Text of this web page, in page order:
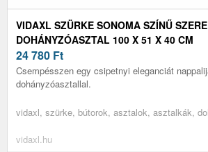
VIDAXL SZÜRKE SONOMA SZÍNŰ
DOHÁNYZÓASZTAL 100 X 51 X 40 CM
24 780 Ft
Csempésszen egy csipetnyi eleganciát
dohányzóasztallal.
vidaxl, szürke, bútorok, asztalok, asztalkák,
vidaxl.hu